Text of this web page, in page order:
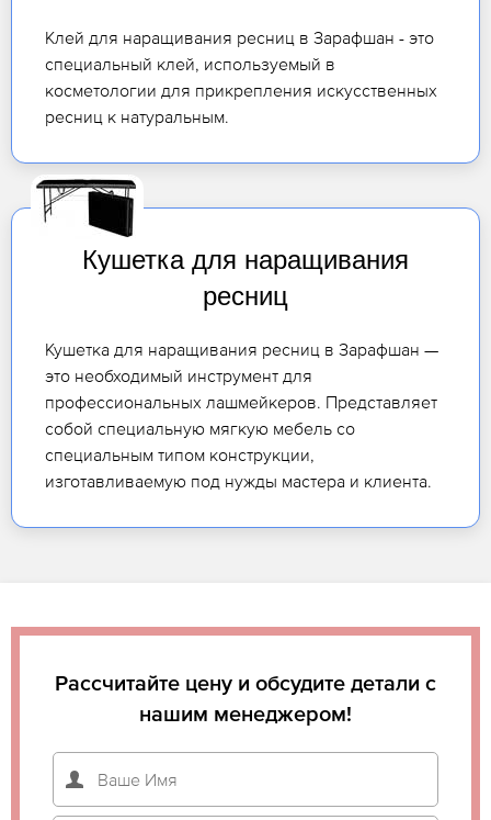
Клей для наращивания ресниц в Зарафшан - это
специальный клей, используемый в
косметологии для прикрепления искусственных
ресниц к натуральным.
Кушетка для наращивания
ресниц
Кушетка для наращивания ресниц в Зарафшан —
это необходимый инструмент для
профессиональных лашмейкеров. Представляет
собой специальную мягкую мебель со
специальным типом конструкции,
изготавливаемую под нужды мастера и клиента.
Рассчитайте цену и обсудите детали с
нашим менеджером!